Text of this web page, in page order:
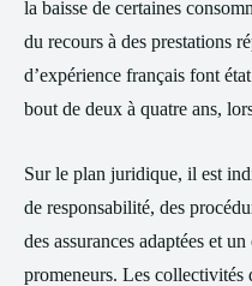
la baisse de certaines
du recours à des prestations
d’expérience français font
bout de deux à quatre ans,
Sur le plan juridique, il est
de responsabilité, des
des assurances adaptées et
promeneurs. Les collectivités